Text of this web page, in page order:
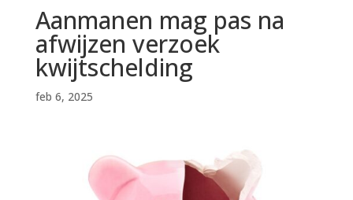
Aanmanen mag pas na
afwijzen verzoek
kwijtschelding
feb 6, 2025